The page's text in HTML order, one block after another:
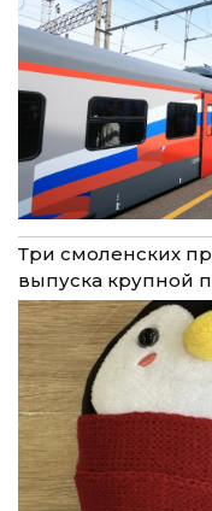
Три смоленских
выпуска крупной